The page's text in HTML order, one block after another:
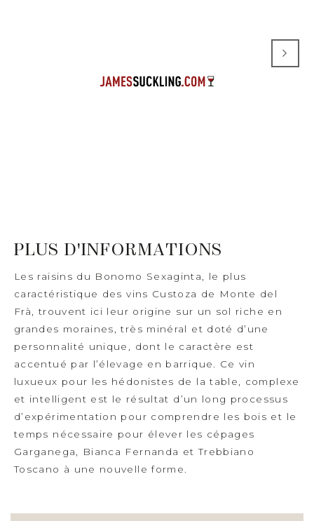
PLUS D'INFORMATIONS
Les raisins du Bonomo Sexaginta, le plus
caractéristique des vins Custoza de Monte del
Frà, trouvent ici leur origine sur un sol riche en
grandes moraines, très minéral et doté d’une
personnalité unique, dont le caractère est
accentué par l’élevage en barrique. Ce vin
luxueux pour les hédonistes de la table, complexe
et intelligent est le résultat d’un long processus
d’expérimentation pour comprendre les bois et le
temps nécessaire pour élever les cépages
Garganega, Bianca Fernanda et Trebbiano
Toscano à une nouvelle forme.